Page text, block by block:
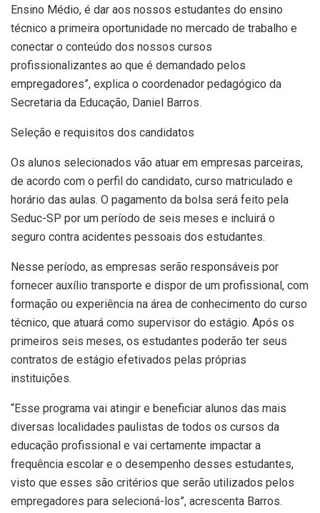
Ensino Médio, é dar aos nossos estudantes do ensino
técnico a primeira oportunidade no mercado de trabalho e
conectar o conteúdo dos nossos cursos
profissionalizantes ao que é demandado pelos
empregadores”, explica o coordenador pedagógico da
Secretaria da Educação, Daniel Barros.
Seleção e requisitos dos candidatos
Os alunos selecionados vão atuar em empresas parceiras,
de acordo com o perfil do candidato, curso matriculado e
horário das aulas. O pagamento da bolsa será feito pela
Seduc-SP por um período de seis meses e incluirá o
seguro contra acidentes pessoais dos estudantes.
Nesse período, as empresas serão responsáveis por
fornecer auxílio transporte e dispor de um profissional, com
formação ou experiência na área de conhecimento do curso
técnico, que atuará como supervisor do estágio. Após os
primeiros seis meses, os estudantes poderão ter seus
contratos de estágio efetivados pelas próprias
instituições.
“Esse programa vai atingir e beneficiar alunos das mais
diversas localidades paulistas de todos os cursos da
educação profissional e vai certamente impactar a
frequência escolar e o desempenho desses estudantes,
visto que esses são critérios que serão utilizados pelos
empregadores para selecioná-los”, acrescenta Barros.